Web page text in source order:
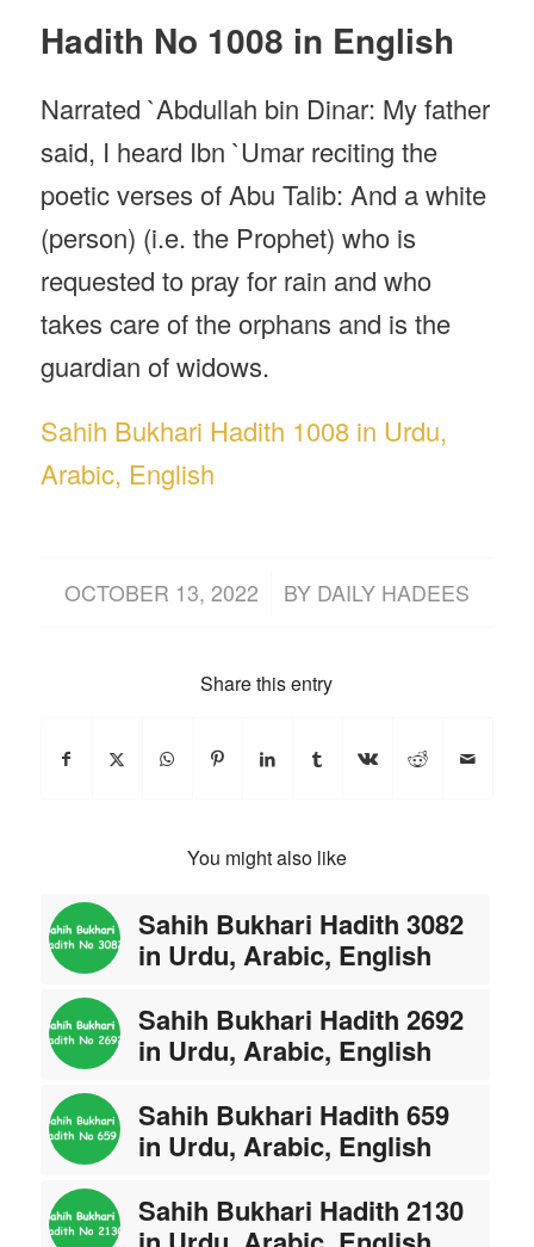
Hadith No 1008 in English
Narrated `Abdullah bin Dinar: My father
said, I heard Ibn `Umar reciting the
poetic verses of Abu Talib: And a white
(person) (i.e. the Prophet) who is
requested to pray for rain and who
takes care of the orphans and is the
guardian of widows.
Sahih Bukhari Hadith 1008 in Urdu,
Arabic, English
OCTOBER 13, 2022
/ BY DAILY HADEES
Share this entry
You might also like
Sahih Bukhari Hadith 3082
in Urdu, Arabic, English
Sahih Bukhari Hadith 2692
in Urdu, Arabic, English
Sahih Bukhari Hadith 659
in Urdu, Arabic, English
Sahih Bukhari Hadith 2130